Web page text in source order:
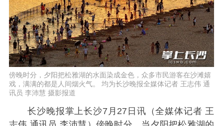
傍晚时分，夕阳把松雅湖的水面染成金色，众多市民游客在沙滩嬉
戏，满满的都是人间烟火气。 均为长沙晚报全媒体记者 王志伟 通
讯员 李沛慧 摄影报道
长沙晚报掌上长沙7月27日讯（全媒体记者 王